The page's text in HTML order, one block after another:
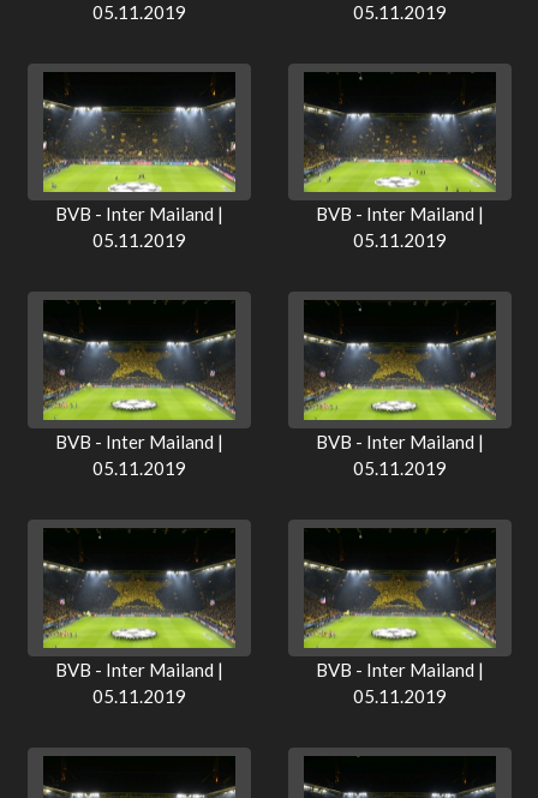
05.11.2019
05.11.2019
BVB - Inter Mailand |
05.11.2019
BVB - Inter Mailand |
05.11.2019
BVB - Inter Mailand |
05.11.2019
BVB - Inter Mailand |
05.11.2019
BVB - Inter Mailand |
05.11.2019
BVB - Inter Mailand |
05.11.2019